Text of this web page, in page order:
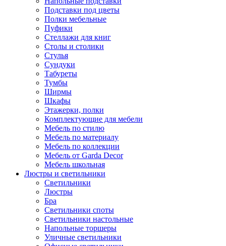
Подставки под цветы
Полки мебельные
Пуфики
Стеллажи для книг
Столы и столики
Стулья
Сундуки
Табуреты
Тумбы
Ширмы
Шкафы
Этажерки, полки
Комплектующие для мебели
Мебель по стилю
Мебель по материалу
Мебель по коллекции
Мебель от Garda Decor
Мебель школьная
Люстры и светильники
Светильники
Люстры
Бра
Светильники споты
Светильники настольные
Напольные торшеры
Уличные светильники